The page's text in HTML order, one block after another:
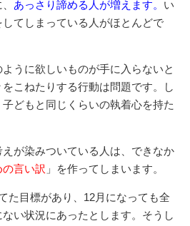
あっさり諦める人が増えます。 い
てしまっている人がほとんどで
うに欲しいものが手に入らないと
こねたりする行動は問題です。し
どもと同じくらいの執着心を持た
が染みついている人は、できなか
の言い訳 」を作ってしまいます。
た目標があり、12月になっても全
い状況にあったとします。そうし